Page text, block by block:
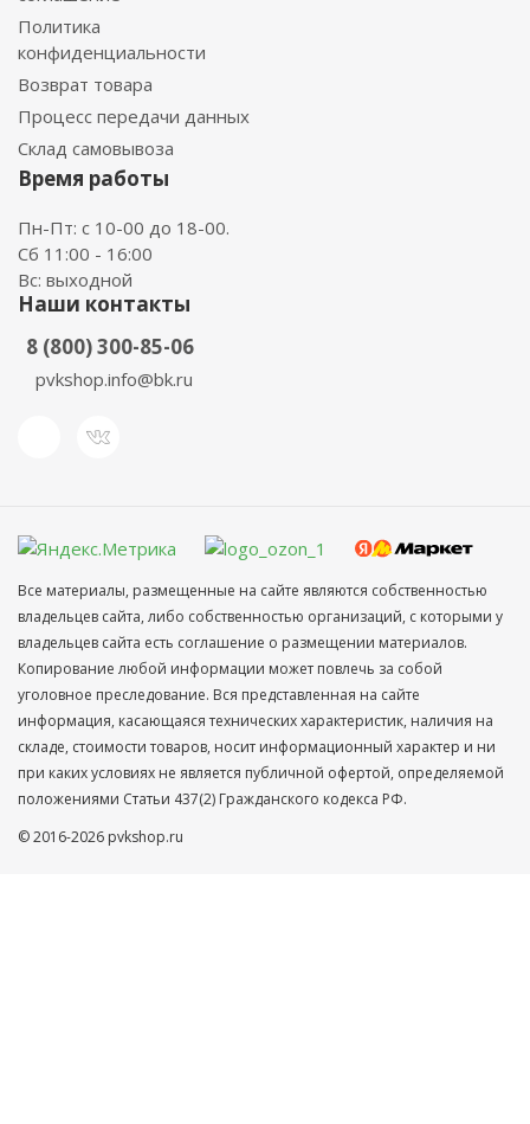
Политика
конфиденциальности
Возврат товара
Процесс передачи данных
Склад самовывоза
Время работы
Пн-Пт: с 10-00 до 18-00.
Сб 11:00 - 16:00
Вс: выходной
Наши контакты
8 (800) 300-85-06
pvkshop.info@bk.ru
Все материалы, размещенные на сайте являются собственностью
владельцев сайта, либо собственностью организаций, с которыми у
владельцев сайта есть соглашение о размещении материалов.
Копирование любой информации может повлечь за собой
уголовное преследование. Вся представленная на сайте
информация, касающаяся технических характеристик, наличия на
складе, стоимости товаров, носит информационный характер и ни
при каких условиях не является публичной офертой, определяемой
положениями Статьи 437(2) Гражданского кодекса РФ.
© 2016-2026 pvkshop.ru